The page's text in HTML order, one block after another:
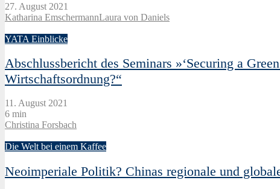
27. August 2021
Katharina EmschermannLaura von Daniels
YATA Einblicke
Abschlussbericht des Seminars »‘Securing a
Wirtschaftsordnung?“
11. August 2021
6 min
Christina Forsbach
Die Welt bei einem Kaffee
Neoimperiale Politik? Chinas regionale und